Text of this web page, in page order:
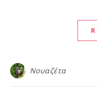
Νουαζέτα